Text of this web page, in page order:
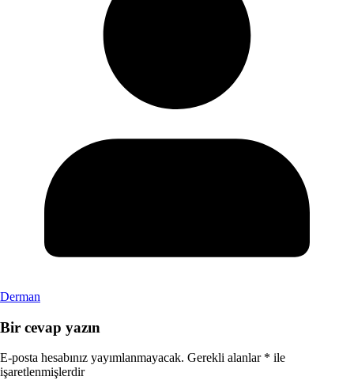
Derman
Bir cevap yazın
E-posta hesabınız yayımlanmayacak. Gerekli alanlar * ile
işaretlenmişlerdir